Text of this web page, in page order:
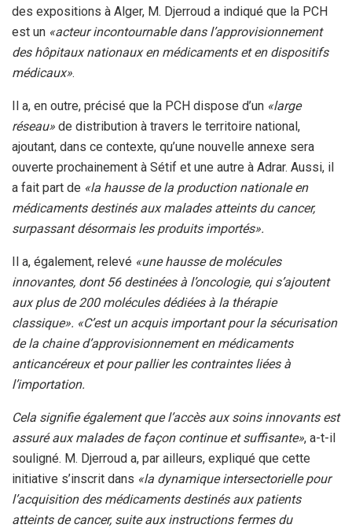
des expositions à Alger, M. Djerroud a indiqué que la PCH
est un «acteur incontournable dans l’approvisionnement
des hôpitaux nationaux en médicaments et en dispositifs
médicaux».
Il a, en outre, précisé que la PCH dispose d’un «large
réseau» de distribution à travers le territoire national,
ajoutant, dans ce contexte, qu’une nouvelle annexe sera
ouverte prochainement à Sétif et une autre à Adrar. Aussi, il
a fait part de «la hausse de la production nationale en
médicaments destinés aux malades atteints du cancer,
surpassant désormais les produits importés».
Il a, également, relevé «une hausse de molécules
innovantes, dont 56 destinées à l’oncologie, qui s’ajoutent
aux plus de 200 molécules dédiées à la thérapie
classique». «C’est un acquis important pour la sécurisation
de la chaine d’approvisionnement en médicaments
anticancéreux et pour pallier les contraintes liées à
l’importation.
Cela signifie également que l’accès aux soins innovants est
assuré aux malades de façon continue et suffisante», a-t-il
souligné. M. Djerroud a, par ailleurs, expliqué que cette
initiative s’inscrit dans «la dynamique intersectorielle pour
l’acquisition des médicaments destinés aux patients
atteints de cancer, suite aux instructions fermes du